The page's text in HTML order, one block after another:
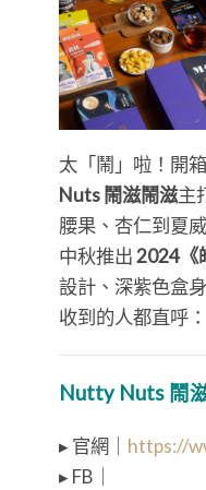
太「鬧」啦！開
Nuts 鬧滋鬧滋主
腰果、杏仁到夏
中秋推出2024《
設計、深紫色盒
收到的人都直呼
Nutty Nuts 鬧
▸ 官網｜ https://
▸ FB｜